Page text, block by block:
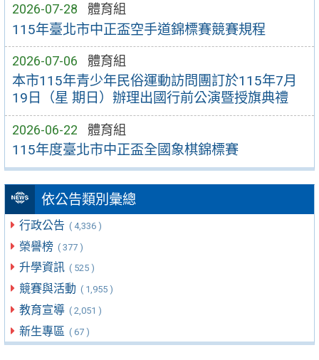
2026-07-28 體育組
115年臺北市中正盃空手道錦標賽競賽規程
2026-07-06 體育組
本市115年青少年民俗運動訪問團訂於115年7月
19日（星 期日）辦理出國行前公演暨授旗典禮
2026-06-22 體育組
115年度臺北市中正盃全國象棋錦標賽
依公告類別彙總
行政公告 ( 4,336 )
榮譽榜 ( 377 )
升學資訊 ( 525 )
競賽與活動 ( 1,955 )
教育宣導 ( 2,051 )
新生專區 ( 67 )